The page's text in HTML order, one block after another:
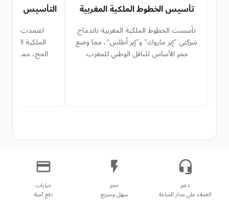
تأسيس الخطوط الملكية المغربية
تأسست الخطوط الملكية المغربية باندماج
شركتي "إير ماروك" و"إير أطلس"، مما وضع
حجر الأساس للناقل الوطني للمغرب.
التأسيس
اعتمدت
الملكية
الحج، مما
دعم
العملاء على مدار الساعة
حجز
سهل وسريع
خيارات
دفع آمنة